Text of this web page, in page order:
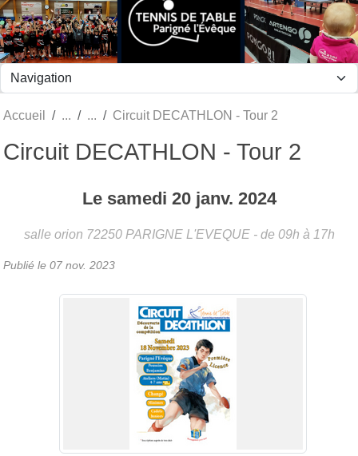
Accueil Circuit DECATHLON - Tour 2
Circuit DECATHLON - Tour 2
Le samedi 20 janv. 2024
salle orion 72250 PARIGNE L'EVEQUE - de 09h à 17h
Publié le 07 nov. 2023
Panneau de gestion des cookies